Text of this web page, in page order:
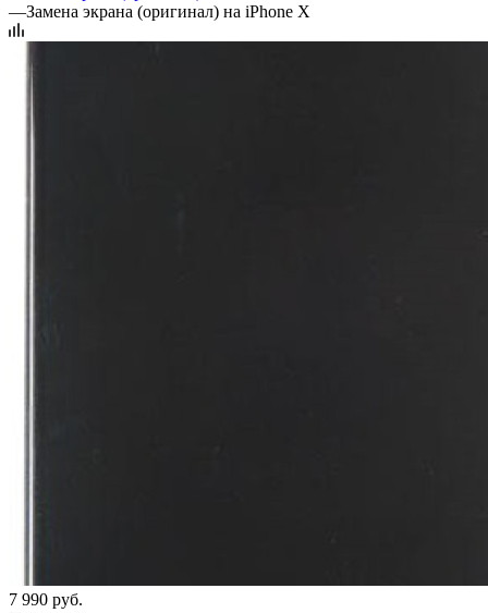
—Замена экрана (оригинал) на iPhone X
7 990 руб.